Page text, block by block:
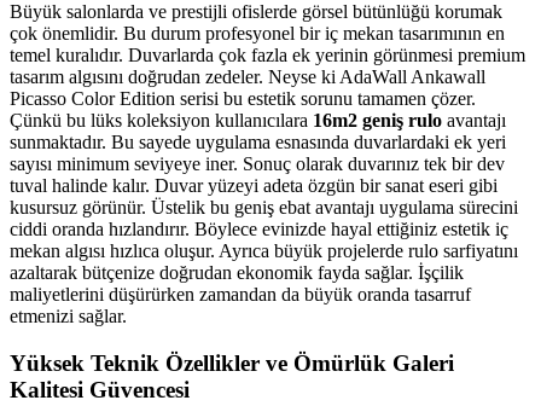
Büyük salonlarda ve prestijli ofislerde görsel bütünlüğü korumak
çok önemlidir. Bu durum profesyonel bir iç mekan tasarımının en
temel kuralıdır. Duvarlarda çok fazla ek yerinin görünmesi premium
tasarım algısını doğrudan zedeler. Neyse ki AdaWall Ankawall
Picasso Color Edition serisi bu estetik sorunu tamamen çözer.
Çünkü bu lüks koleksiyon kullanıcılara 16m2 geniş rulo avantajı
sunmaktadır. Bu sayede uygulama esnasında duvarlardaki ek yeri
sayısı minimum seviyeye iner. Sonuç olarak duvarınız tek bir dev
tuval halinde kalır. Duvar yüzeyi adeta özgün bir sanat eseri gibi
kusursuz görünür. Üstelik bu geniş ebat avantajı uygulama sürecini
ciddi oranda hızlandırır. Böylece evinizde hayal ettiğiniz estetik iç
mekan algısı hızlıca oluşur. Ayrıca büyük projelerde rulo sarfiyatını
azaltarak bütçenize doğrudan ekonomik fayda sağlar. İşçilik
maliyetlerini düşürürken zamandan da büyük oranda tasarruf
etmenizi sağlar.
Yüksek Teknik Özellikler ve Ömürlük Galeri
Kalitesi Güvencesi